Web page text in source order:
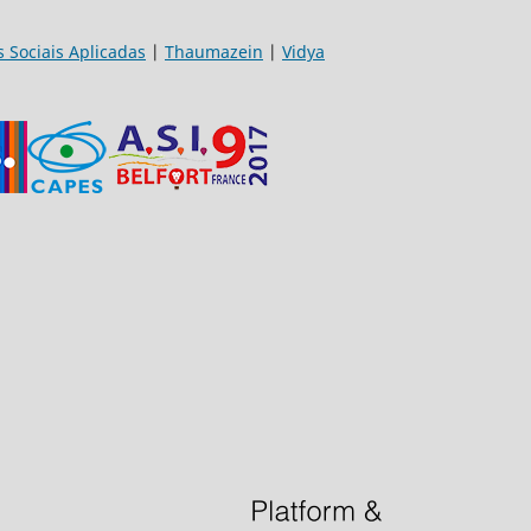
Sociais Aplicadas | Thaumazein | Vidya